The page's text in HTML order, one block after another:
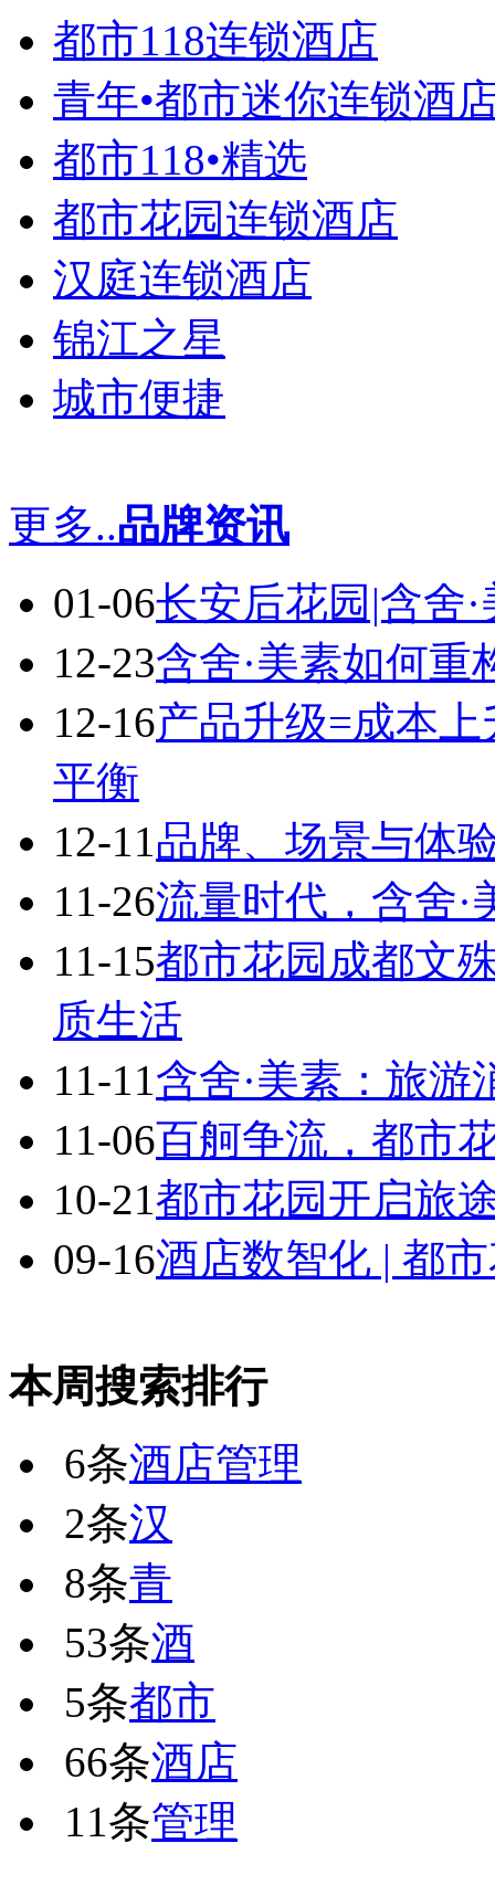
都市118连锁酒店
青年•都市迷你连锁酒
都市118•精选
都市花园连锁酒店
汉庭连锁酒店
锦江之星
城市便捷
更多..品牌资讯
01-06长安后花园|含舍
12-23含舍·美素如何
12-16产品升级=成本
平衡
12-11 品牌、场景与体
11-26流量时代，含舍·
11-15都市花园成都文
质生活
11-11 含舍·美素：旅游
11-06百舸争流，都市
10-21都市花园开启旅
09-16酒店数智化 | 都
本周搜索排行
6条酒店管理
2条汉
8条青
53条酒
5条都市
66条酒店
11条管理